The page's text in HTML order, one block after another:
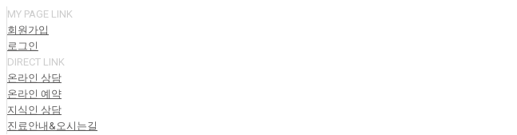
MY PAGE LINK
회원가입
로그인
DIRECT LINK
온라인 상담
온라인 예약
지식인 상담
진료안내&오시는길